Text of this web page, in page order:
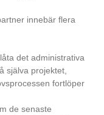
innebär flera
det administrativa
själva projektet,
fortlöper
de senaste